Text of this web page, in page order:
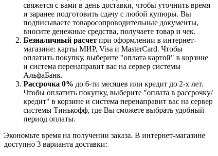
свяжется с вами в день доставки, чтобы уточнить время
и заранее подготовить сдачу с любой купюры. Вы
подписываете товаросопроводительные документы,
вносите денежные средства, получаете товар и чек.
Безналичный расчет при оформлении в интернет-
магазине: карты МИР, Visa и MasterCard. Чтобы
оплатить покупку, выберите "оплата картой" в корзине
и система перенаправит вас на сервер системы
АльфаБанк.
Рассрочка 0% до 6-ти месяцев или кредит до 2-х лет.
Чтобы оплатить покупку, выберите "оплата в рассрочку/
кредит" в корзине и система перенаправит вас на сервер
системы Тинькофф, где Вы сможете выбрать удобный
период оплаты.
Экономьте время на получении заказа. В интернет-магазине
доступно 3 варианта доставки: